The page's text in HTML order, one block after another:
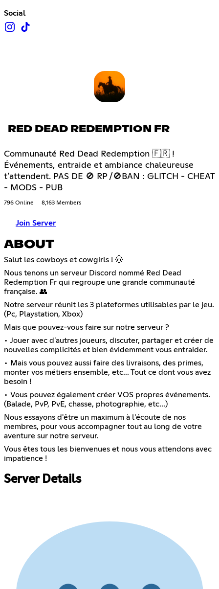
Social
RED DEAD REDEMPTION FR
Communauté Red Dead Redemption 🇫🇷 !
Événements, entraide et ambiance chaleureuse
t’attendent. PAS DE 🚫 RP /🚫BAN : GLITCH - CHEAT
- MODS - PUB
796 Online 8,163 Members
Join Server
ABOUT
Salut les cowboys et cowgirls ! 🤠
Nous tenons un serveur Discord nommé Red Dead
Redemption Fr qui regroupe une grande communauté
française. 👥
Notre serveur réunit les 3 plateformes utilisables par le jeu.
(Pc, Playstation, Xbox)
Mais que pouvez-vous faire sur notre serveur ?
• Jouer avec d'autres joueurs, discuter, partager et créer de
nouvelles complicités et bien évidemment vous entraider.
• Mais vous pouvez aussi faire des livraisons, des primes,
monter vos métiers ensemble, etc... Tout ce dont vous avez
besoin !
• Vous pouvez également créer VOS propres événements.
(Balade, PvP, PvE, chasse, photographie, etc...)
Nous essayons d'être un maximum à l'écoute de nos
membres, pour vous accompagner tout au long de votre
aventure sur notre serveur.
Vous êtes tous les bienvenues et nous vous attendons avec
impatience !
Server Details